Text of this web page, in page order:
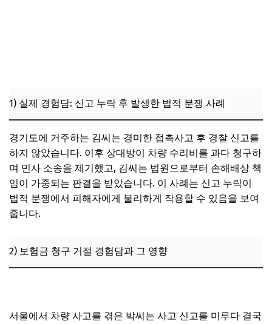
1) 실제 경험담: 신고 누락 후 발생한 법적 분쟁 사례
경기도에 거주하는 김씨는 경미한 접촉사고 후 경찰 신고를
하지 않았습니다. 이후 상대방이 차량 수리비를 과다 청구하
며 민사 소송을 제기했고, 김씨는 법원으로부터 손해배상 책
임이 가중되는 판결을 받았습니다. 이 사례는 신고 누락이
법적 분쟁에서 피해자에게 불리하게 작용할 수 있음을 보여
줍니다.
2) 보험금 청구 거절 경험담과 그 영향
서울에서 차량 사고를 겪은 박씨는 사고 신고를 미루다 결국